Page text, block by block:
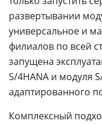
Контакты
Rutube
развертывании
универсальное и
филиалов по всей
запущена
S/4HANA и модуля
адаптированного
Комплексный